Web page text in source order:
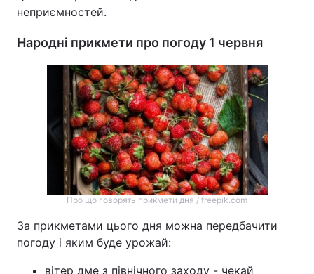
неприємностей.
Народні прикмети про погоду 1 червня
Про що говорять прикмети дня / freepik.com
За прикметами цього дня можна передбачити
погоду і яким буде урожай:
вітер дме з північного заходу - чекай